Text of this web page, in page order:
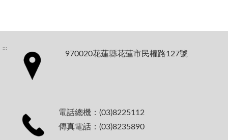
:::
970020花蓮縣花蓮市民權路127號
電話總機：(03)8225112
傳真電話：(03)8235890